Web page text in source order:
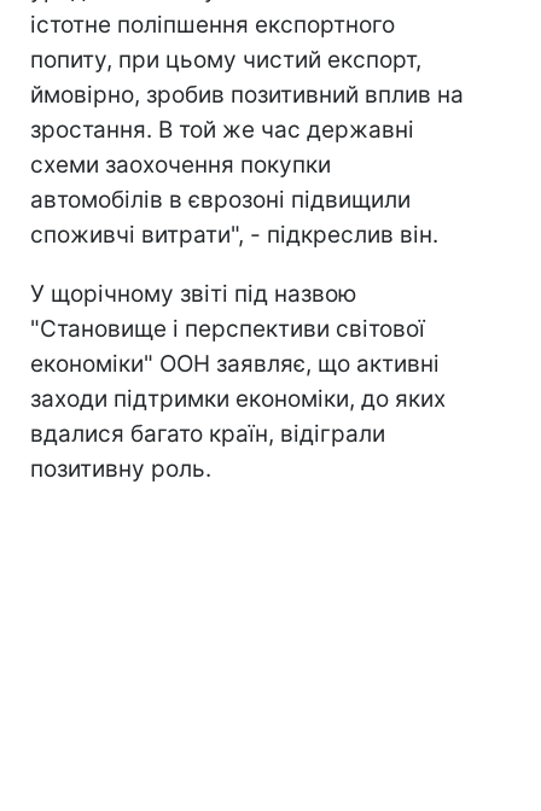
істотне поліпшення експортного
попиту, при цьому чистий експорт,
ймовірно, зробив позитивний вплив на
зростання. В той же час державні
схеми заохочення покупки
автомобілів в єврозоні підвищили
споживчі витрати", - підкреслив він.
У щорічному звіті під назвою
"Становище і перспективи світової
економіки" ООН заявляє, що активні
заходи підтримки економіки, до яких
вдалися багато країн, відіграли
позитивну роль.